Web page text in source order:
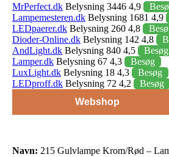
MrPerfect.dk Belysning 3446 4,9
Lampemesteren.dk Belysning 1681 4,9
LEDpaerer.dk Belysning 260 4,8
Dioder-Online.dk Belysning 142 4,8
AndLight.dk Belysning 840 4,5
Besøg
Lamper.dk Belysning 67 4,3
Besøg
LuxLight.dk Belysning 18 4,3
Besøg
LEDproff.dk Belysning 72 4,2
Besøg
Webshop
Navn: 215 Gulvlampe Krom/Rød –